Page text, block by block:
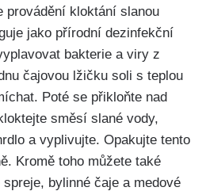
‍provádění ‌kloktání slanou
jako přírodní dezinfekční
bakterie a viry z
​čajovou ‌lžičku soli s teplou
Poté ​se⁢ přikloňte⁢ nad
⁣směsí ​slané vody,
a vyplivujte. Opakujte tento
Kromě ⁤toho můžete ‌také
bylinné čaje a medové